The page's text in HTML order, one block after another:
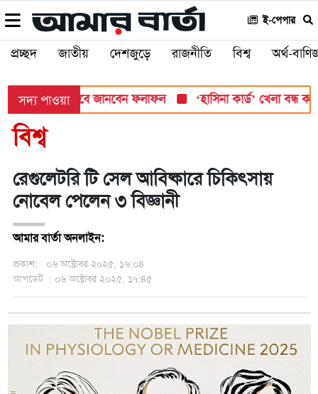
ই-পেপার
প্রচ্ছদ জাতীয় দেশজুড়ে রাজনীতি বিশ্ব অর্থ-
সদ্য পাওয়াযেভাবে জানবেন ফলাফল ‘হাসিনা কার্ড’ খেলা বন্ধ করতে
বিশ্ব
রেগুলেটরি টি সেল আবিষ্কারে চিকিৎসায়
নোবেল পেলেন ৩ বিজ্ঞানী
আমার বার্তা অনলাইন:
প্রকাশ:
০৬ অক্টোবর ২০২৫, ১৬:০৪
আপডেট : ০৬ অক্টোবর ২০২৫, ১৭:৪৫